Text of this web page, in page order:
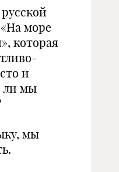
море
которая
и
ли мы
мы